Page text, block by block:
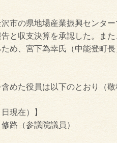
市の県地場産業振興センタ
と収支決算を承認した。ま
め、宮下為幸氏（中能登町
めた役員は以下のとおり（
現在）】
参議院議員）